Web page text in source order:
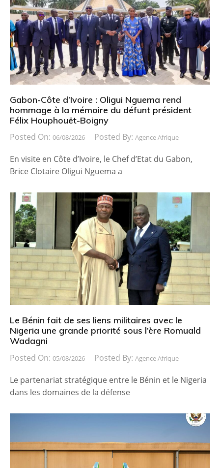
Gabon-Côte d’Ivoire : Oligui Nguema rend
hommage à la mémoire du défunt président
Félix Houphouët-Boigny
Posted On: 06/08/2026 Posted By: Agence Afrique
En visite en Côte d’Ivoire, le Chef d’Etat du Gabon,
Brice Clotaire Oligui Nguema a
Le Bénin fait de ses liens militaires avec le
Nigeria une grande priorité sous l’ère Romuald
Wadagni
Posted On: 05/08/2026 Posted By: Agence Afrique
Le partenariat stratégique entre le Bénin et le Nigeria
dans les domaines de la défense